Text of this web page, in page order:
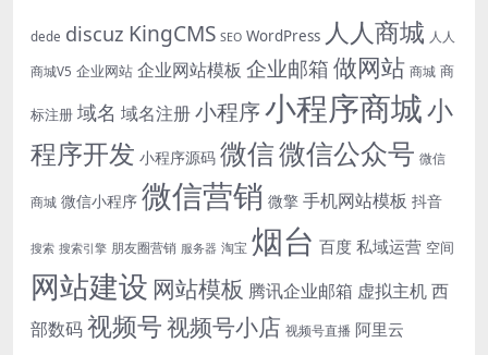
dede discuz KingCMS SEO WordPress 人人商城 人人
商城V5 企业网站 企业网站模板 企业邮箱 做网站 商城 商
标注册 域名 域名注册小程序小程序商城小
程序开发 小程序源码 微信微信公众号 微信
商城 微信小程序 微信营销 微擎 手机网站模板 抖音
搜索 搜索引擎 朋友圈营销 服务器 淘宝 烟台 百度 私域运营 空间
网站建设 网站模板 腾讯企业邮箱 虚拟主机西
部数码视频号视频号小店 视频号直播 阿里云